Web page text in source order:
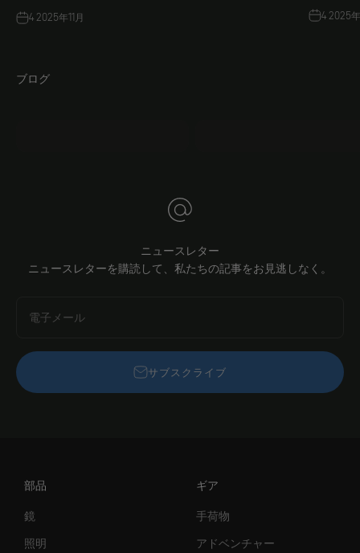
4 2025年11月 4 2025
ブログmo.faq（モー・ファ
ニュースレター
ニュースレターを購読して、私たちの記事をお見逃しなく。
電子メール
サブスクライブ
部品
鏡
照明
ギア
手荷物
アドベンチャー